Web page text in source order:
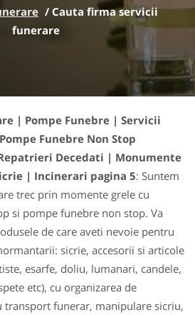
/ Cauta firma servicii
funerare
| Pompe Funebre | Servicii
Funebre Non Stop
Decedati | Monumente
| Incinerari pagina 5: Suntem
trec prin momente grele cu
si pompe funebre non stop. Va
de care aveti nevoie pentru
sicrie, accesorii si articole
esarfe, doliu, lumanari, candele,
etc), cu organizarea de
transport funerar, manipulare sicriu,